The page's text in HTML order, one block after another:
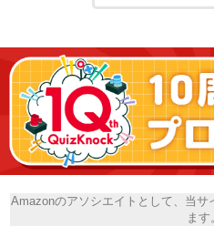
Amazonのアソシエイトとして、当
ます。